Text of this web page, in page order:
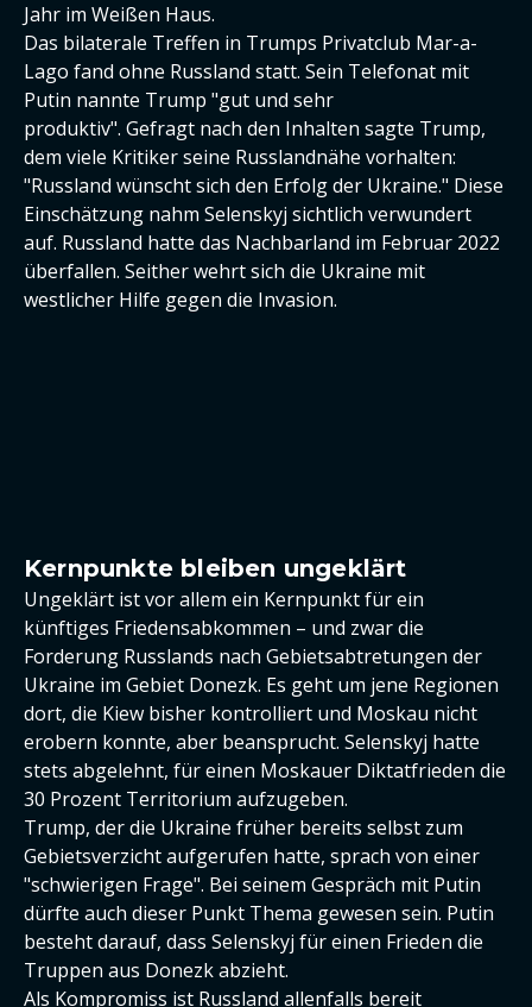
Jahr im Weißen Haus.
Das bilaterale Treffen in Trumps Privatclub Mar-a-
Lago fand ohne Russland statt. Sein Telefonat mit
Putin nannte Trump "gut und sehr
produktiv". Gefragt nach den Inhalten sagte Trump,
dem viele Kritiker seine Russlandnähe vorhalten:
"Russland wünscht sich den Erfolg der Ukraine." Diese
Einschätzung nahm Selenskyj sichtlich verwundert
auf. Russland hatte das Nachbarland im Februar 2022
überfallen. Seither wehrt sich die Ukraine mit
westlicher Hilfe gegen die Invasion.
Kernpunkte bleiben ungeklärt
Ungeklärt ist vor allem ein Kernpunkt für ein
künftiges Friedensabkommen – und zwar die
Forderung Russlands nach Gebietsabtretungen der
Ukraine im Gebiet Donezk. Es geht um jene Regionen
dort, die Kiew bisher kontrolliert und Moskau nicht
erobern konnte, aber beansprucht. Selenskyj hatte
stets abgelehnt, für einen Moskauer Diktatfrieden die
30 Prozent Territorium aufzugeben.
Trump, der die Ukraine früher bereits selbst zum
Gebietsverzicht aufgerufen hatte, sprach von einer
"schwierigen Frage". Bei seinem Gespräch mit Putin
dürfte auch dieser Punkt Thema gewesen sein. Putin
besteht darauf, dass Selenskyj für einen Frieden die
Truppen aus Donezk abzieht.
Als Kompromiss ist Russland allenfalls bereit